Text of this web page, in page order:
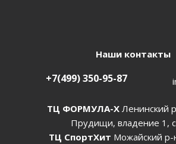
Наши контакты
+7(499) 350-95-87
ТЦ ФОРМУЛА-ХЛенинский
Прудищи, владение 1,
ТЦ СпортХит Можайский р-